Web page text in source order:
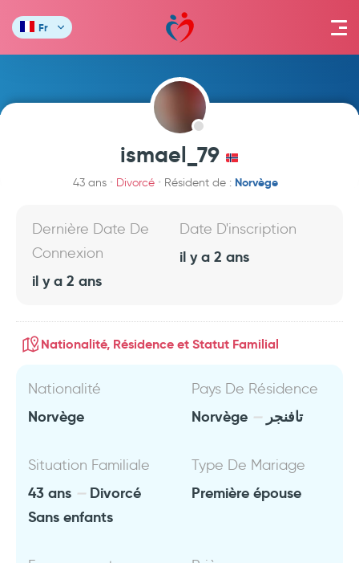
Fr
ismael_79
43 ans Divorcé Résident de : Norvège
Dernière Date De
Connexion
il y a 2 ans
Date D'inscription
il y a 2 ans
Nationalité, Résidence et Statut Familial
Nationalité
Norvège
Pays De Résidence
Norvège تافنجر
Situation Familiale
43 ans
Divorcé
Sans enfants
Type De Mariage
Première épouse